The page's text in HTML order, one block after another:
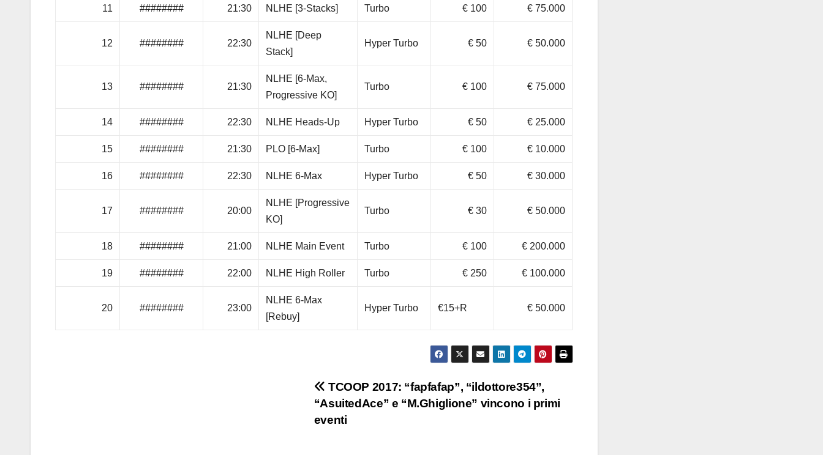
11 ######## 21:30 NLHE [3-Stacks] Turbo € 100 € 75.000
12 ######## 22:30
NLHE [Deep
Stack]
Hyper Turbo € 50 € 50.000
13 ######## 21:30
NLHE [6-Max,
Progressive KO]
Turbo € 100 € 75.000
14 ######## 22:30 NLHE Heads-Up Hyper Turbo € 50 € 25.000
15 ######## 21:30 PLO [6-Max] Turbo € 100 € 10.000
16 ######## 22:30 NLHE 6-Max Hyper Turbo € 50 € 30.000
17 ######## 20:00
NLHE [Progressive
KO]
Turbo € 30 € 50.000
18 ######## 21:00 NLHE Main Event Turbo € 100 € 200.000
19 ######## 22:00 NLHE High Roller Turbo € 250 € 100.000
20 ######## 23:00
NLHE 6-Max
[Rebuy]
Hyper Turbo €15+R € 50.000
TCOOP 2017: “fapfafap”, “ildottore354”,
“AsuitedAce” e “M.Ghiglione” vincono i primi
eventi